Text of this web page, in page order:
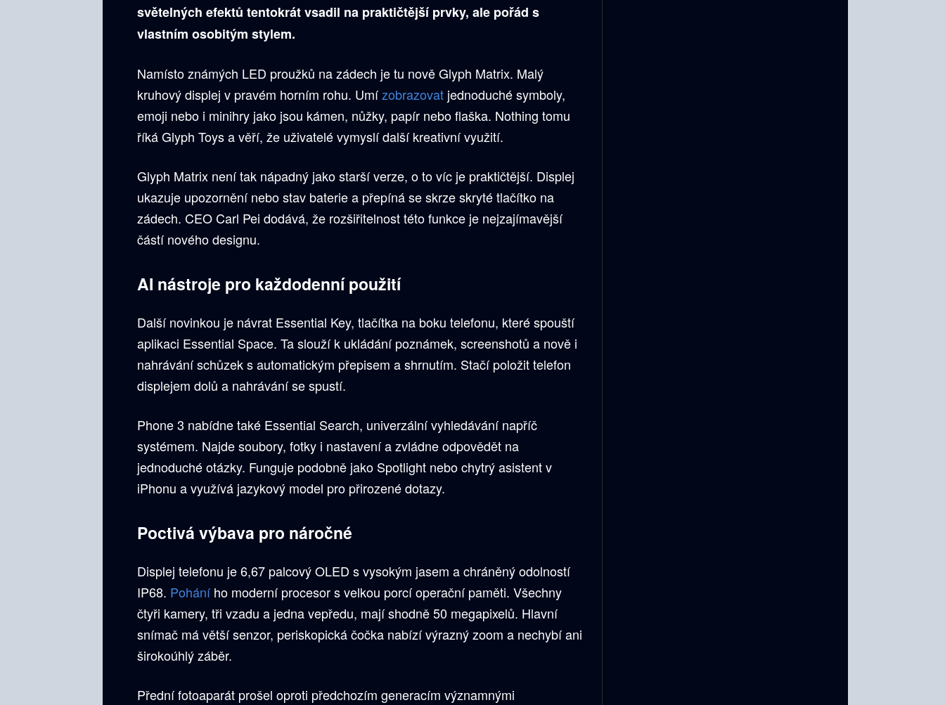
světelných efektů tentokrát vsadil na praktičtější prvky, ale pořád s
vlastním osobitým stylem.
Namísto známých LED proužků na zádech je tu nově Glyph Matrix. Malý
kruhový displej v pravém horním rohu. Umízobrazovat jednoduché symboly,
emoji nebo i minihry jako jsou kámen, nůžky, papír nebo flaška. Nothing tomu
říká Glyph Toys a věří, že uživatelé vymyslí další kreativní využití.
Glyph Matrix není tak nápadný jako starší verze, o to víc je praktičtější. Displej
ukazuje upozornění nebo stav baterie a přepíná se skrze skryté tlačítko na
zádech. CEO Carl Pei dodává, že rozšiřitelnost této funkce je nejzajímavější
částí nového designu.
AI nástroje pro každodenní použití
Další novinkou je návrat Essential Key, tlačítka na boku telefonu, které spouští
aplikaci Essential Space. Ta slouží k ukládání poznámek, screenshotů a nově i
nahrávání schůzek s automatickým přepisem a shrnutím. Stačí položit telefon
displejem dolů a nahrávání se spustí.
Phone 3 nabídne také Essential Search, univerzální vyhledávání napříč
systémem. Najde soubory, fotky i nastavení a zvládne odpovědět na
jednoduché otázky. Funguje podobně jako Spotlight nebo chytrý asistent v
iPhonu a využívá jazykový model pro přirozené dotazy.
Poctivá výbava pro náročné
Displej telefonu je 6,67 palcový OLED s vysokým jasem a chráněný odolností
IP68. Poháního moderní procesor s velkou porcí operační paměti. Všechny
čtyři kamery, tři vzadu a jedna vepředu, mají shodně 50 megapixelů. Hlavní
snímač má větší senzor, periskopická čočka nabízí výrazný zoom a nechybí ani
širokoúhlý záběr.
Přední fotoaparát prošel oproti předchozím generacím významnými